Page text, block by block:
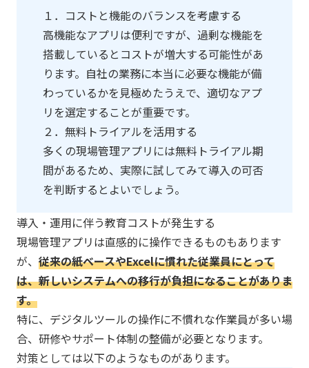
１．コストと機能のバランスを考慮する
高機能なアプリは便利ですが、過剰な機能を
搭載しているとコストが増大する可能性があ
ります。自社の業務に本当に必要な機能が備
わっているかを見極めたうえで、適切なアプ
リを選定することが重要です。
２．無料トライアルを活用する
多くの現場管理アプリには無料トライアル期
間があるため、実際に試してみて導入の可否
を判断するとよいでしょう。
導入・運用に伴う教育コストが発生する
現場管理アプリは直感的に操作できるものもあります
が、 従来の紙ベースやExcelに慣れた従業員にとって
は、新しいシステムへの移行が負担になることがありま
す。​
特に、デジタルツールの操作に不慣れな作業員が多い場
合、研修やサポート体制の整備が必要となります。
対策としては以下のようなものがあります。